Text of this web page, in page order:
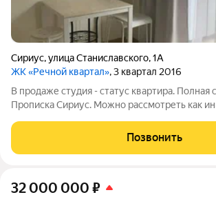
Сириус,улица Станиславского,1А
ЖК «Речной квартал», 3 квартал 2016
В продаже студия - статус квартира.
Прописка Сириус. Можно рассмотреть как
Позвонить
32 000 000 ₽